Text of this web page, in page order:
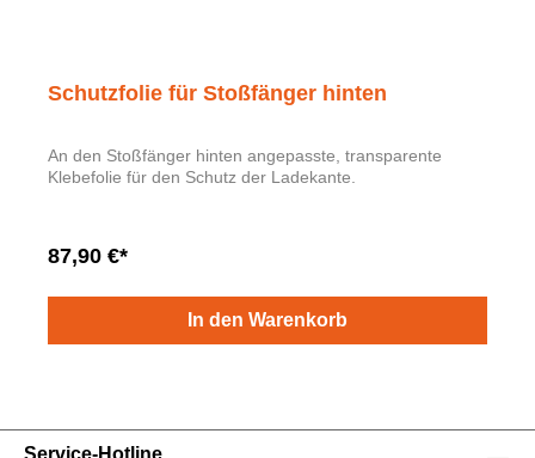
Schutzfolie für Stoßfänger hinten
An den Stoßfänger hinten angepasste, transparente
Klebefolie für den Schutz der Ladekante.
87,90 €*
In den Warenkorb
Service-Hotline